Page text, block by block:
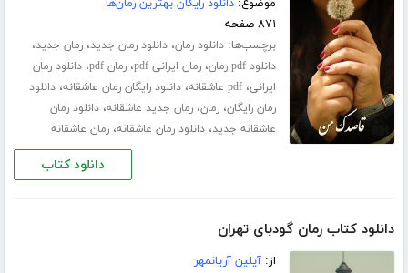
موضوع:دانلود رایگان بهترین رمان‌ها
۸۷۱ صفحه
برچسب‌ها:دانلود رمان،دانلود رمان جدید،رمان جدید،
دانلود pdf رمان ،رمان ایرانی pdf ،رمان pdf ،دانلود رمان
ایرانی،pdf عاشقانه ،دانلود رایگان رمان عاشقانه،دانلود
رمان رایگان،رمان،رمان جدید عاشقانه،دانلود رمان
عاشقانه جدید،دانلود رمان عاشقانه،رمان عاشقانه
دانلود کتاب
دانلود کتاب رمان گودبای تهران
از:آیلین آریانمهر